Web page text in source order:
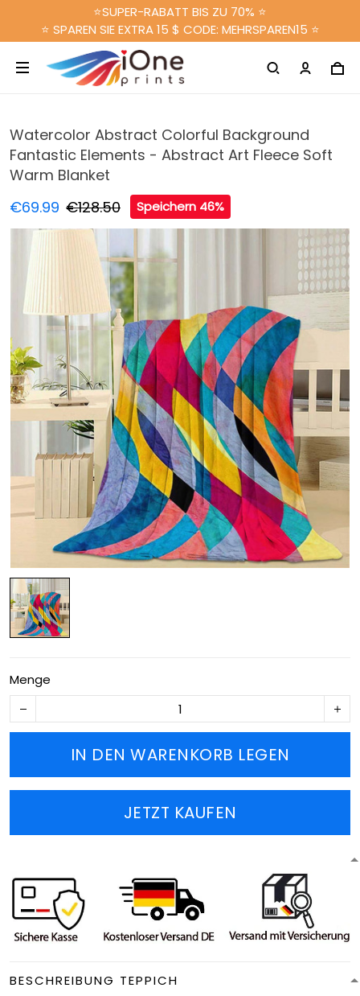
⭐SUPER-RABATT BIS ZU 70% ⭐
⭐ SPAREN SIE EXTRA 15 $ CODE: MEHRSPAREN15 ⭐
Watercolor Abstract Colorful Background
Fantastic Elements - Abstract Art Fleece Soft
Warm Blanket
€69.99 €128.50 Speichern 46%
Menge
IN DEN WARENKORB LEGEN
JETZT KAUFEN
BESCHREIBUNG TEPPICH